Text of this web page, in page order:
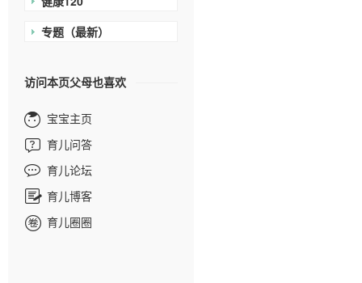
专题（最新）
访问本页父母也喜欢
宝宝主页
育儿问答
育儿论坛
育儿博客
育儿圈圈